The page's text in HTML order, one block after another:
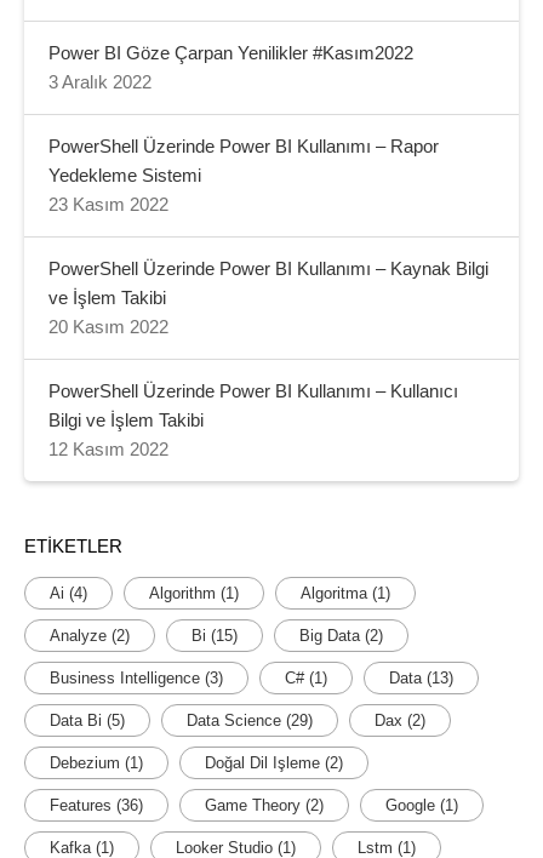
Power BI Göze Çarpan Yenilikler #Kasım2022
3 Aralık 2022
PowerShell Üzerinde Power BI Kullanımı – Rapor
Yedekleme Sistemi
23 Kasım 2022
PowerShell Üzerinde Power BI Kullanımı – Kaynak Bilgi
ve İşlem Takibi
20 Kasım 2022
PowerShell Üzerinde Power BI Kullanımı – Kullanıcı
Bilgi ve İşlem Takibi
12 Kasım 2022
ETIKETLER
Ai (4) Algorithm (1) Algoritma (1)
Analyze (2) Bi (15) Big Data (2)
Business Intelligence (3) C#(1) Data (13)
Data Bi (5) Data Science (29) Dax (2)
Debezium (1) Doğal Dil Işleme (2)
Features (36) Game Theory (2) Google (1)
Kafka (1) Looker Studio (1) Lstm (1)